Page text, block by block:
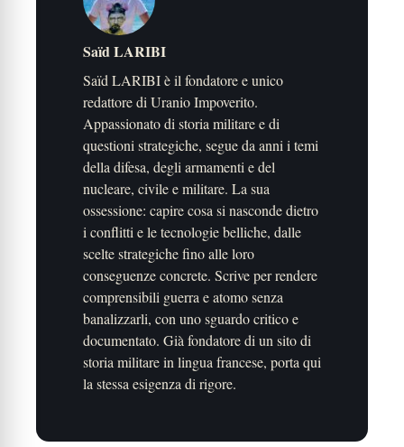
Saïd LARIBI
Saïd LARIBI è il fondatore e unico
redattore di Uranio Impoverito.
Appassionato di storia militare e di
questioni strategiche, segue da anni i temi
della difesa, degli armamenti e del
nucleare, civile e militare. La sua
ossessione: capire cosa si nasconde dietro
i conflitti e le tecnologie belliche, dalle
scelte strategiche fino alle loro
conseguenze concrete. Scrive per rendere
comprensibili guerra e atomo senza
banalizzarli, con uno sguardo critico e
documentato. Già fondatore di un sito di
storia militare in lingua francese, porta qui
la stessa esigenza di rigore.